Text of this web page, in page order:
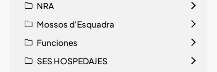
NRA
Mossos d'Esquadra
Funciones
SES HOSPEDAJES